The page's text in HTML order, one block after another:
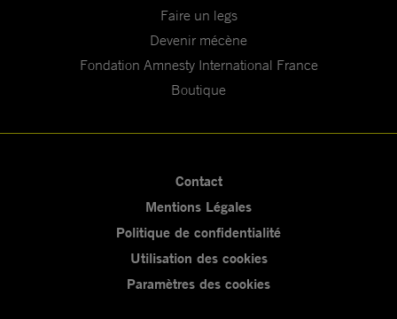
Faire un legs
Devenir mécène
Fondation Amnesty International France
Boutique
Contact
Mentions Légales
Politique de confidentialité
Utilisation des cookies
Paramètres des cookies